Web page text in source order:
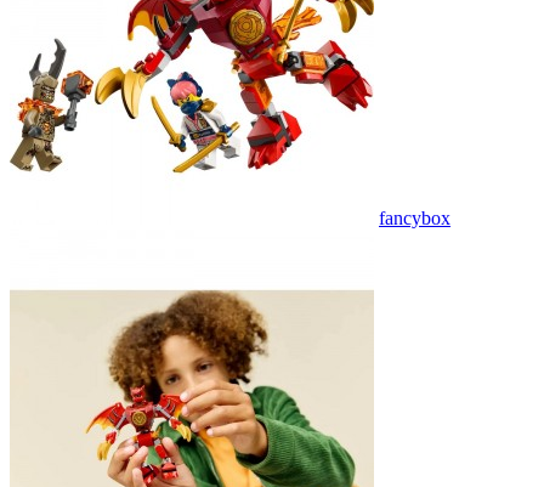
fancybox